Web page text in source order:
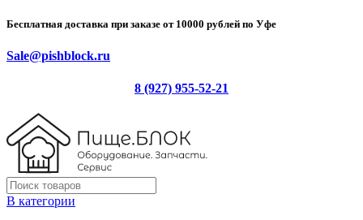
Бесплатная доставка при заказе от 10000 рублей по Уфе
Sale@pishblock.ru
8 (927) 955-52-21
В категории